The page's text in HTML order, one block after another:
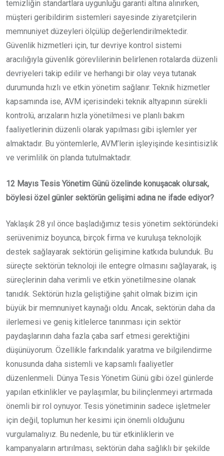
temizliğin standartlara uygunluğu garanti altına alınırken,
müşteri geribildirim sistemleri sayesinde ziyaretçilerin
memnuniyet düzeyleri ölçülüp değerlendirilmektedir.
Güvenlik hizmetleri için, tur devriye kontrol sistemi
aracılığıyla güvenlik görevlilerinin belirlenen rotalarda düzenli
devriyeleri takip edilir ve herhangi bir olay veya tutanak
durumunda hızlı ve etkin yönetim sağlanır. Teknik hizmetler
kapsamında ise, AVM içerisindeki teknik altyapının sürekli
kontrolü, arızaların hızla yönetilmesi ve planlı bakım
faaliyetlerinin düzenli olarak yapılması gibi işlemler yer
almaktadır. Bu yöntemlerle, AVM’lerin işleyişinde kesintisizlik
ve verimlilik ön planda tutulmaktadır.
12 Mayıs Tesis Yönetim Günü özelinde konuşacak olursak,
böylesi özel günler sektörün gelişimi adına ne ifade ediyor?
Yaklaşık 28 yıl önce başladığımız tesis yönetim sektöründeki
serüvenimiz boyunca, birçok firma ve kuruluşa teknolojik
destek sağlayarak sektörün gelişimine katkıda bulunduk. Bu
süreçte sektörün teknoloji ile entegre olmasını sağlayarak, iş
süreçlerinin daha verimli ve etkin yönetilmesine olanak
tanıdık. Sektörün hızla geliştiğine şahit olmak bizim için
büyük bir memnuniyet kaynağı oldu. Ancak, sektörün daha da
ilerlemesi ve geniş kitlelerce tanınması için sektör
paydaşlarının daha fazla çaba sarf etmesi gerektiğini
düşünüyorum. Özellikle farkındalık yaratma ve bilgilendirme
konusunda daha sistemli ve kapsamlı faaliyetler
düzenlenmeli. Dünya Tesis Yönetim Günü gibi özel günlerde
yapılan etkinlikler ve paylaşımlar, bu bilinçlenmeyi artırmada
önemli bir rol oynuyor. Tesis yönetiminin sadece işletmeler
için değil, toplumun her kesimi için önemli olduğunu
vurgulamalıyız. Bu nedenle, bu tür etkinliklerin ve
kampanyaların artırılması, sektörün daha sağlıklı bir şekilde